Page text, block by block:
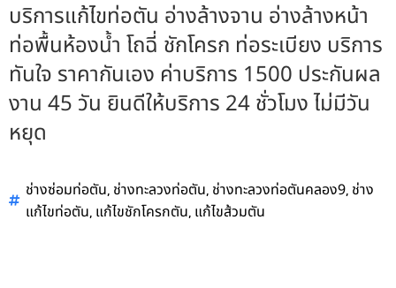
บริการแก้ไขท่อตัน อ่างล้างจาน อ่างล้างหน้า
ท่อพื้นห้องน้ำ โถฉี่ ชักโครก ท่อระเบียง บริการ
ทันใจ ราคากันเอง ค่าบริการ 1500 ประกันผล
งาน 45 วัน ยินดีให้บริการ 24 ชั่วโมง ไม่มีวัน
หยุด
ช่างซ่อมท่อตัน, ช่างทะลวงท่อตัน, ช่างทะลวงท่อตันคลอง9, ช่าง
แก้ไขท่อตัน, แก้ไขชักโครกตัน, แก้ไขส้วมตัน